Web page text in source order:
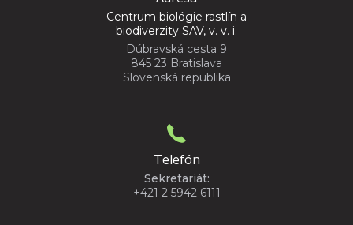
Centrum biológie rastlín a
biodiverzity SAV, v. v. i.
Dúbravská cesta 9
845 23 Bratislava
Slovenská republika
Telefón
Sekretariát:
+421 2 5942 6111